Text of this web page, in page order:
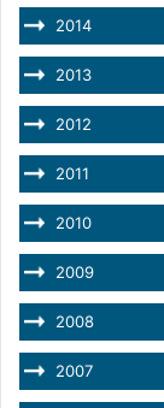
2014
2013
2012
2011
2010
2009
2008
2007